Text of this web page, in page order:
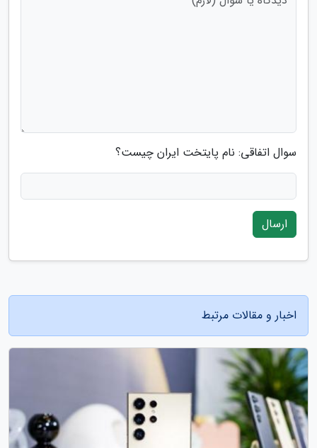
سوال اتفاقی: نام پایتخت ایران چیست؟
ارسال
اخبار و مقالات مرتبط